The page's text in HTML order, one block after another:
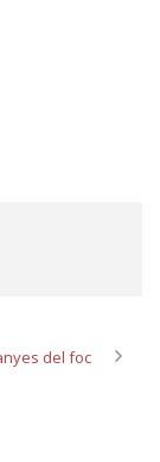
del foc